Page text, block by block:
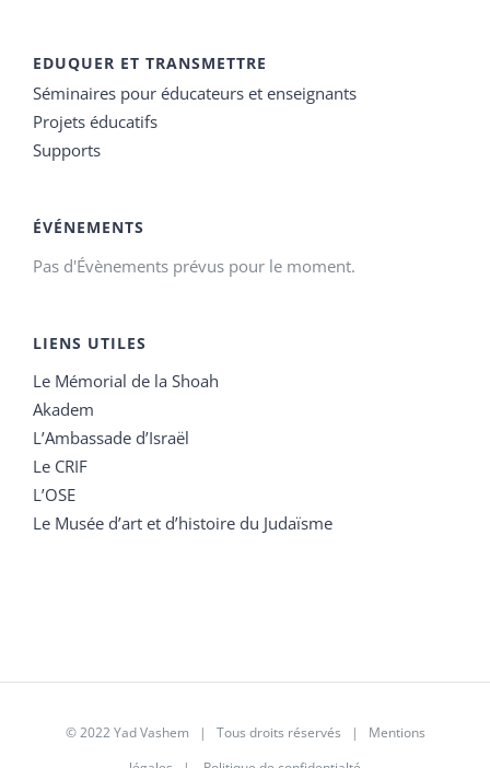
EDUQUER ET TRANSMETTRE
Séminaires pour éducateurs et enseignants
Projets éducatifs
Supports
ÉVÉNEMENTS
Pas d'Évènements prévus pour le moment.
LIENS UTILES
Le Mémorial de la Shoah
Akadem
L’Ambassade d’Israël
Le CRIF
L’OSE
Le Musée d’art et d’histoire du Judaïsme
© 2022 Yad Vashem | Tous droits réservés | Mentions